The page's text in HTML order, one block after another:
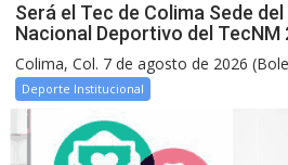
Será el Tec de Colima Sede
Nacional Deportivo del TecNM
Colima, Col. 7 de agosto de 2026
Deporte Institucional